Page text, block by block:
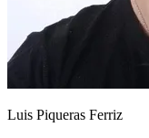
Luis Piqueras Ferriz